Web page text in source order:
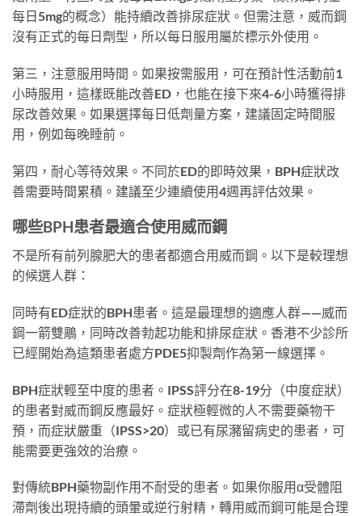
每日5mg的概念）能持續改善排尿症狀。但需注意，威而鋼
沒有正式的每日劑型，所以每日服用屬於標示外使用。
第三，注意服用時間。如果按需服用，可在預計性活動前1
小時服用，這樣既能改善ED，也能在接下來4-6小時獲得排
尿改善效果。如果選擇每日低劑量方案，建議固定時間服
用，例如每晚睡前。
第四，耐心等待效果。不同於ED的即時效果，BPH症狀改
善需要時間累積。建議至少連續使用4週再評估效果。
哪些BPH患者最適合使用威而鋼
不是所有前列腺肥大的患者都適合用威而鋼。以下是較理想
的候選人群：
同時有ED症狀的BPH患者。這是最理想的適應人群——威而
鋼一箭雙鵰，同時改善勃起功能和排尿症狀。香港不少診所
已經開始為這類患者處方PDE5抑製劑作為第一線選擇。
BPH症狀輕至中度的患者。IPSS評分在8-19分（中度症狀）
的患者對威而鋼反應最好。症狀極輕微的人不需要藥物干
預，而症狀嚴重（IPSS>20）或已有尿瀦留病史的患者，可
能需要更強效的治療。
對傳統BPH藥物副作用不耐受的患者。如果你服用α受體阻
滯劑後出現持續的頭暈或逆行射精，轉用威而鋼可能是合理